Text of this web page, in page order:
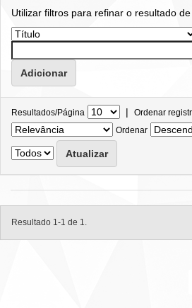
Utilizar filtros para refinar o resultado de
Resultados/Página | Ordenar
Ordenar
Resultado 1-1 de 1.